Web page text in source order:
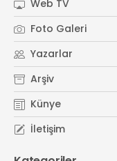
Web TV
Foto Galeri
Yazarlar
Arşiv
Künye
İletişim